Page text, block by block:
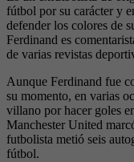
fútbol por su carácter y
defender los colores de
Ferdinand es
de varias revistas
Aunque Ferdinand fue
su momento, en varias
villano por hacer goles
Manchester United
futbolista metió seis
fútbol.